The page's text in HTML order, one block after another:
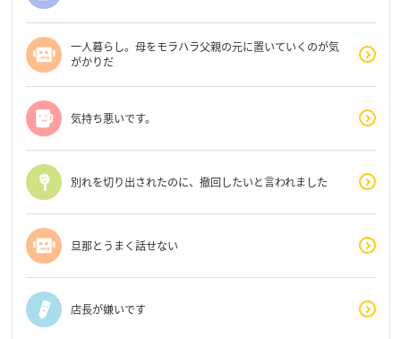
一人暮らし。母をモラハラ父親の元に置いていくのが気
がかりだ
気持ち悪いです。
別れを切り出されたのに、撤回したいと言われました
旦那とうまく話せない
店長が嫌いです